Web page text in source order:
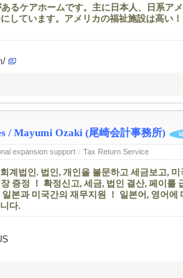
るケアホームです。主に日本人、日系ア
しています。アメリカの福祉施設は高い
/ Mayumi Ozaki (尾崎会計事務所)
expansion support / Tax Return Service
계법인. 법인, 개인을 불문하고 세금보고,
증정 ！ 확정신고, 세금, 법인 결산, 페이롤
본과 미국간의 재무지원 ！ 일본어, 영어
다.